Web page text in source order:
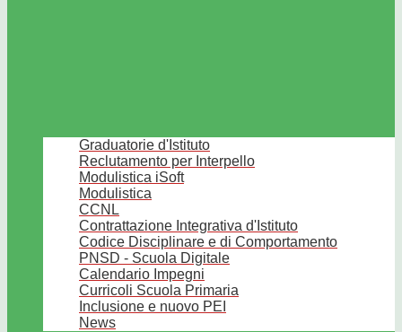
Graduatorie d'Istituto
Reclutamento per Interpello
Modulistica iSoft
Modulistica
CCNL
Contrattazione Integrativa d'Istituto
Codice Disciplinare e di Comportamento
PNSD - Scuola Digitale
Calendario Impegni
Curricoli Scuola Primaria
Inclusione e nuovo PEI
News